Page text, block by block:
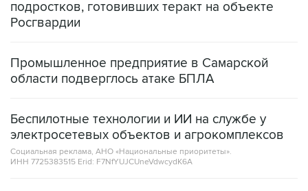
подростков, готовивших теракт на объекте
Росгвардии
Промышленное предприятие в Самарской
области подверглось атаке БПЛА
Беспилотные технологии и ИИ на службе у
электросетевых объектов и агрокомплексов
Социальная реклама, АНО «Национальные приоритеты».
ИНН 7725383515 Erid: F7NfYUJCUneVdwcydK6A